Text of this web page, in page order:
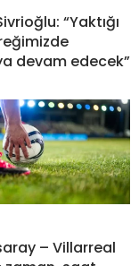
“Yaktığı
devam edecek”
– Villarreal